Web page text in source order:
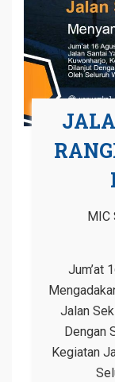
MIC
Jum’at
Jalan
Dengan
Kegiatan